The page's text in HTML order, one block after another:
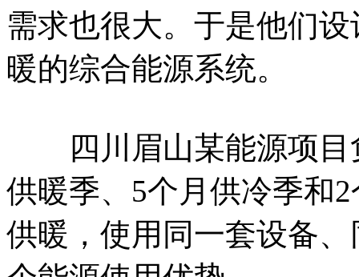
需求也很大。于是他们
暖的综合能源系统。
四川眉山某能源项目
供暖季、5个月供冷季和
供暖，使用同一套设备